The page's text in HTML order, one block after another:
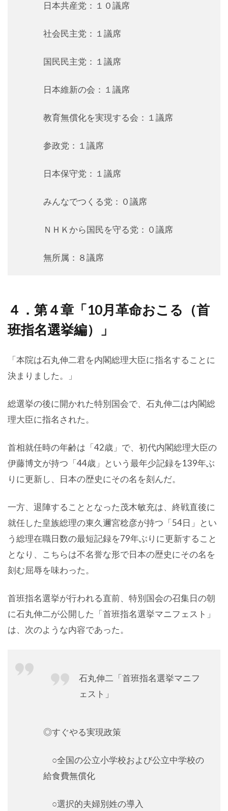
日本共産党：１０議席
社会民主党：１議席
国民民主党：１議席
日本維新の会：１議席
教育無償化を実現する会：１議席
参政党：１議席
日本保守党：１議席
みんなでつくる党：０議席
ＮＨＫから国民を守る党：０議席
無所属：８議席
４．第４章「10月革命おこる（首
班指名選挙編）」
「本院は石丸伸二君を内閣総理大臣に指名することに
決まりました。」
総選挙の後に開かれた特別国会で、石丸伸二は内閣総
理大臣に指名された。
首相就任時の年齢は「42歳」で、初代内閣総理大臣の
伊藤博文が持つ「44歳」という最年少記録を139年ぶ
りに更新し、日本の歴史にその名を刻んだ。
一方、退陣することとなった茂木敏充は、終戦直後に
就任した皇族総理の東久邇宮稔彦が持つ「54日」とい
う総理在職日数の最短記録を79年ぶりに更新すること
となり、こちらは不名誉な形で日本の歴史にその名を
刻む屈辱を味わった。
首班指名選挙が行われる直前、特別国会の召集日の朝
に石丸伸二が公開した「首班指名選挙マニフェスト」
は、次のような内容であった。
石丸伸二「首班指名選挙マニフ
ェスト」
◎すぐやる実現政策
○全国の公立小学校および公立中学校の
給食費無償化
○選択的夫婦別姓の導入